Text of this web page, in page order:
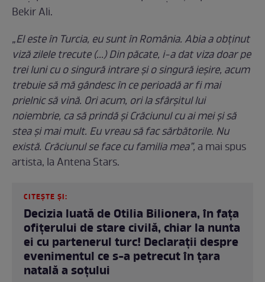
Bekir Ali.
„El este în Turcia, eu sunt în România. Abia a obținut
viză zilele trecute (...) Din păcate, i-a dat viza doar pe
trei luni cu o singură intrare și o singură ieșire, acum
trebuie să mă gândesc în ce perioadă ar fi mai
prielnic să vină. Ori acum, ori la sfârșitul lui
noiembrie, ca să prindă și Crăciunul cu ai mei și să
stea și mai mult. Eu vreau să fac sărbătorile. Nu
există. Crăciunul se face cu familia mea”,a mai spus
artista, la Antena Stars.
CITEȘTE ȘI:
Decizia luată de Otilia Bilionera, în fața
ofițerului de stare civilă, chiar la nunta
ei cu partenerul turc! Declarații despre
evenimentul ce s-a petrecut în țara
natală a soțului